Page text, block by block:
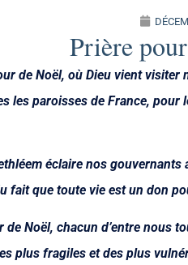
Prière
de Noël, où Dieu vient
les paroisses de France,
éclaire nos
fait que toute vie est un don
de Noël, chacun d’entre nous
plus fragiles et des plus